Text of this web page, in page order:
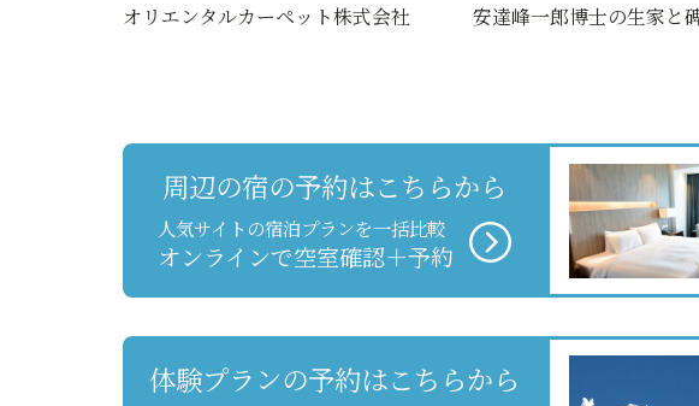
オリエンタルカーペット株式会社 安達峰一郎博士の生家と碑
周辺の宿の予約はこちらから
人気サイトの宿泊プランを一括比較
オンラインで空室確認＋予約
体験プランの予約はこちらから